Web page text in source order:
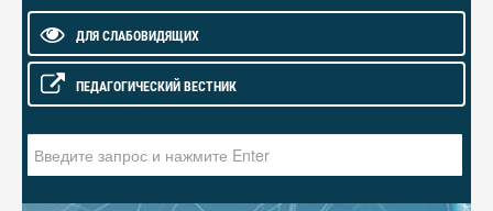
ДЛЯ СЛАБОВИДЯЩИХ
ПЕДАГОГИЧЕСКИЙ ВЕСТНИК